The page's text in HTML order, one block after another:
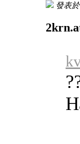
發表